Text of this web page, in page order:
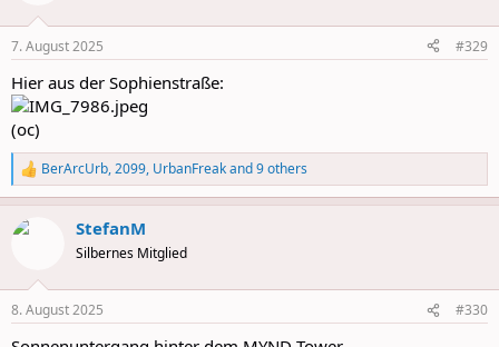
s
7. August 2025 #329
Hier aus der Sophienstraße:
(oc)
R
e
a
c
s
BerArcUrb,2099, UrbanFreakand 9 others
StefanM
Silbernes Mitglied
8. August 2025 #330